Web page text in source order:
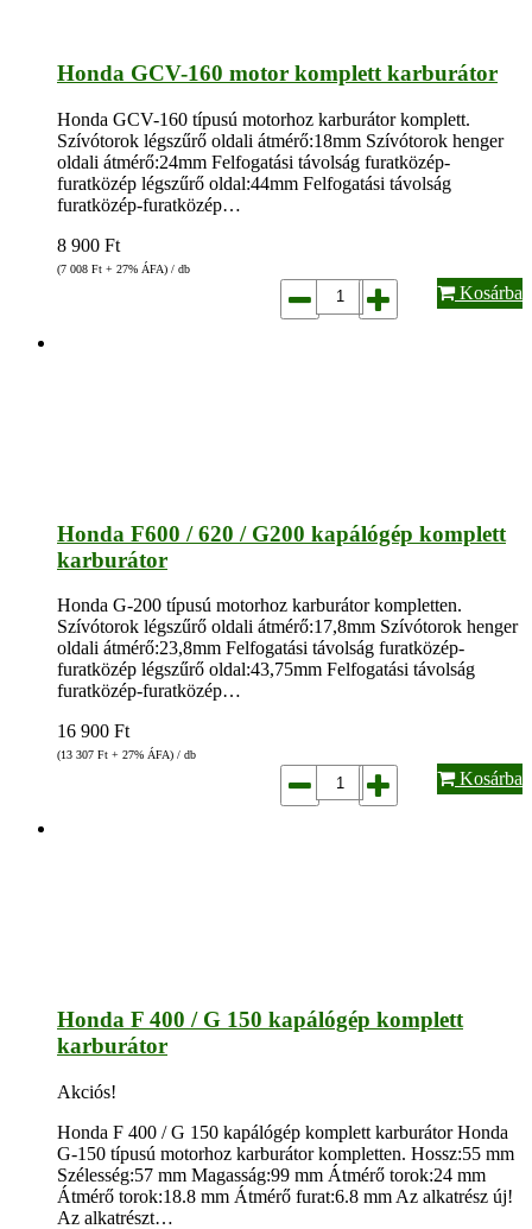
Honda GCV-160 motor komplett karburátor
Honda GCV-160 típusú motorhoz karburátor komplett.
Szívótorok légszűrő oldali átmérő:18mm Szívótorok henger
oldali átmérő:24mm Felfogatási távolság furatközép-
furatközép légszűrő oldal:44mm Felfogatási távolság
furatközép-furatközép…
8 900 Ft
(7 008 Ft + 27% ÁFA) / db
Kosárba
Honda F600 / 620 / G200 kapálógép komplett
karburátor
Honda G-200 típusú motorhoz karburátor kompletten.
Szívótorok légszűrő oldali átmérő:17,8mm Szívótorok henger
oldali átmérő:23,8mm Felfogatási távolság furatközép-
furatközép légszűrő oldal:43,75mm Felfogatási távolság
furatközép-furatközép…
16 900 Ft
(13 307 Ft + 27% ÁFA) / db
Kosárba
Honda F 400 / G 150 kapálógép komplett
karburátor
Akciós!
Honda F 400 / G 150 kapálógép komplett karburátor Honda
G-150 típusú motorhoz karburátor kompletten. Hossz:55 mm
Szélesség:57 mm Magasság:99 mm Átmérő torok:24 mm
Átmérő torok:18.8 mm Átmérő furat:6.8 mm Az alkatrész új!
Az alkatrészt…